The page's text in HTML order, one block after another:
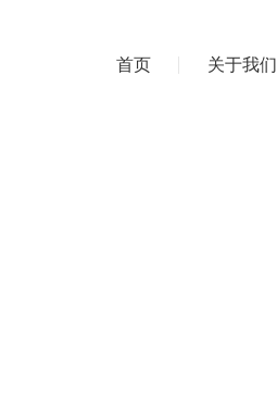
首页 关于我们